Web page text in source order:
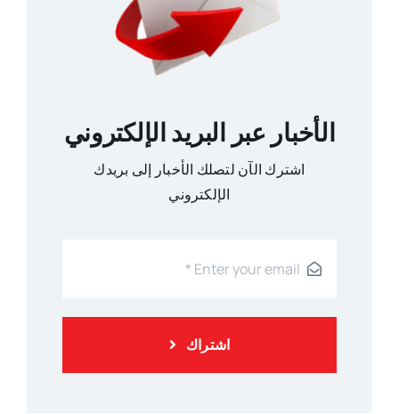
الأخبار عبر البريد الإلكتروني
اشترك الآن لتصلك الأخبار إلى بريدك
الإلكتروني
اشتراك